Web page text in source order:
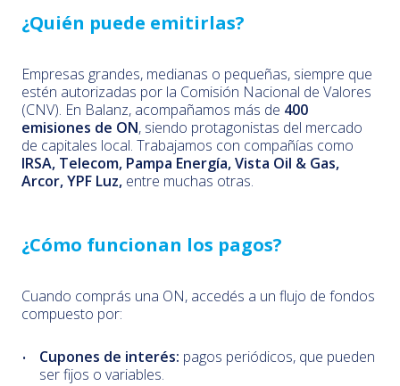
¿Quién puede emitirlas?
Empresas grandes, medianas o pequeñas, siempre que
estén autorizadas por la Comisión Nacional de Valores
(CNV). En Balanz, acompañamos más de 400
emisiones de ON, siendo protagonistas del mercado
de capitales local. Trabajamos con compañías como
IRSA, Telecom, Pampa Energía, Vista Oil & Gas,
Arcor, YPF Luz, entre muchas otras.
¿Cómo funcionan los pagos?
Cuando comprás una ON, accedés a un flujo de fondos
compuesto por:
Cupones de interés: pagos periódicos, que pueden
ser fijos o variables.